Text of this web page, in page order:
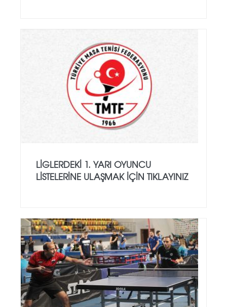
LİGLERDEKİ 1. YARI OYUNCU
LİSTELERİNE ULAŞMAK İÇİN TIKLAYINIZ